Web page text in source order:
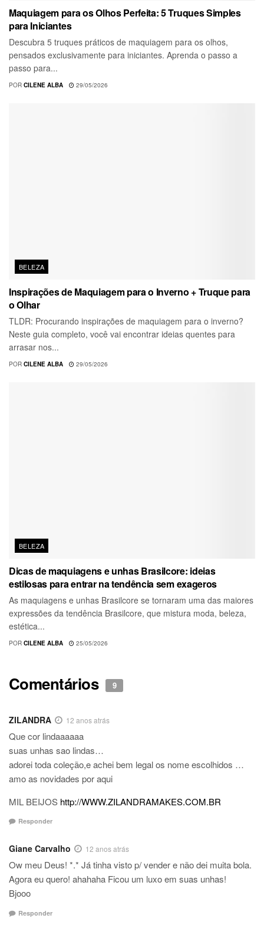
Maquiagem para os Olhos Perfeita: 5 Truques Simples
para Iniciantes
Descubra 5 truques práticos de maquiagem para os olhos,
pensados exclusivamente para iniciantes. Aprenda o passo a
passo para...
POR CILENE ALBA 29/05/2026
BELEZA
Inspirações de Maquiagem para o Inverno + Truque para
o Olhar
TLDR: Procurando inspirações de maquiagem para o inverno?
Neste guia completo, você vai encontrar ideias quentes para
arrasar nos...
POR CILENE ALBA 29/05/2026
BELEZA
Dicas de maquiagens e unhas Brasilcore: ideias
estilosas para entrar na tendência sem exageros
As maquiagens e unhas Brasilcore se tornaram uma das maiores
expressões da tendência Brasilcore, que mistura moda, beleza,
estética...
POR CILENE ALBA 25/05/2026
Comentários 9
ZILANDRA 12 anos atrás
Que cor lindaaaaaa
suas unhas sao lindas…
adorei toda coleção,e achei bem legal os nome escolhidos …
amo as novidades por aqui
MIL BEIJOS http://WWW.ZILANDRAMAKES.COM.BR
Responder
Giane Carvalho 12 anos atrás
Ow meu Deus! *.* Já tinha visto p/ vender e não dei muita bola.
Agora eu quero! ahahaha Ficou um luxo em suas unhas!
Bjooo
Responder